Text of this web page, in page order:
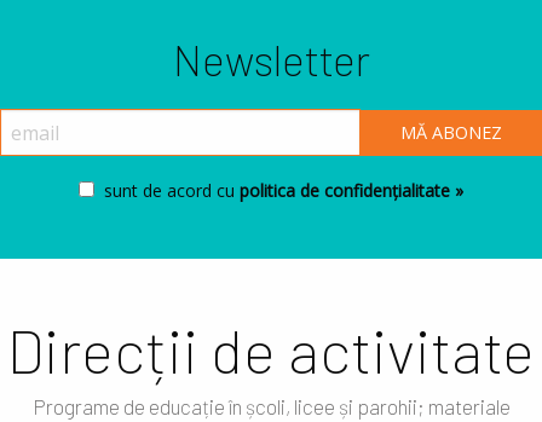
Newsletter
sunt de acord cu politica de confidențialitate »
Direcții de activitate
Programe de educație în școli, licee și parohii; materiale